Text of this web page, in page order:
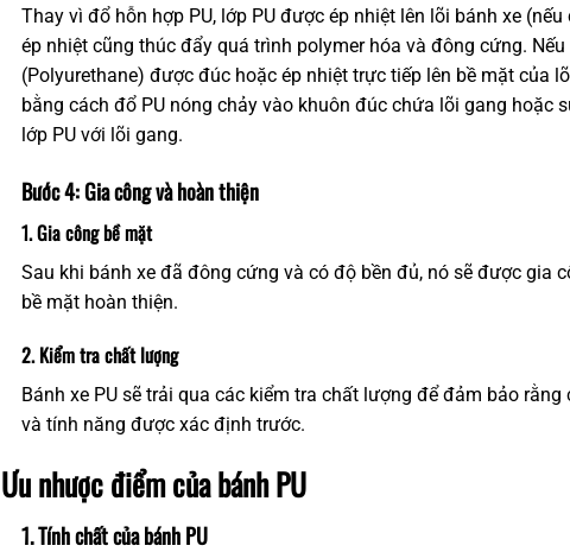
Thay vì đổ hỗn hợp PU, lớp PU được ép nhiệt lên lõi bánh xe
ép nhiệt cũng thúc đẩy quá trình polymer hóa và đông cứng.
(Polyurethane) được đúc hoặc ép nhiệt trực tiếp lên bề mặt của
bằng cách đổ PU nóng chảy vào khuôn đúc chứa lõi gang hoặc
lớp PU với lõi gang.
Bước 4: Gia công và hoàn thiện
1. Gia công bề mặt
Sau khi bánh xe đã đông cứng và có độ bền đủ, nó sẽ được gia
bề mặt hoàn thiện.
2. Kiểm tra chất lượng
Bánh xe PU sẽ trải qua các kiểm tra chất lượng để đảm bảo
và tính năng được xác định trước.
nhược điểm của bánh PU
1. Tính chất của bánh PU